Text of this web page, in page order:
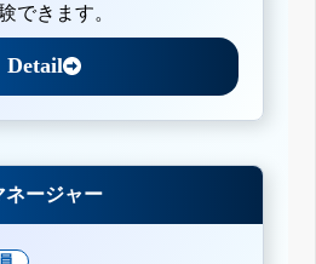
できます。
Detail
ネージャー